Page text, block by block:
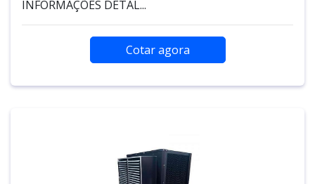
INFORMAÇÕES DETAL...
Cotar agora